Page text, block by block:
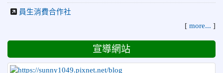
2026-07-21
賀 本校游泳隊參加 2026全國青少年游泳
跆拳道品勢錦標賽 榮獲佳績！
2026-06-30 檢送「花蓮縣115學年度推動國民中學充實校安
人力聯合甄選簡章」1份，敬請協助公告周知，請查照。
員生消費合作社
[ more... ]
宣導網站